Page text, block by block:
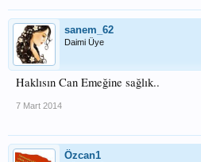
sanem_62
Daimi Üye
Haklısın Can Emeğine sağlık..
7 Mart 2014
Özcan1